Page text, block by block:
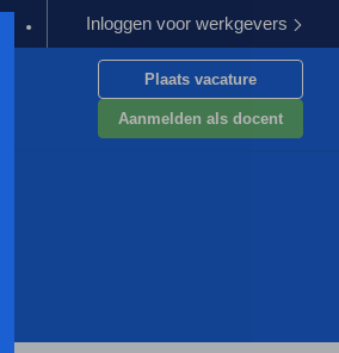
Kabinet werkt aan verbetering aanpak van
Inloggen voor werkgevers
Plaats vacature
Aanmelden als docent